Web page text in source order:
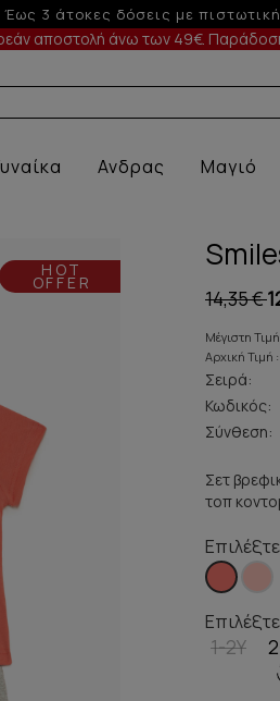
-10% σε παραγγελίες άνω
αποστολή άνω των 49€.
Ανδρας Μαγιό
HOT
OFFER
14,35 €
Μέγιστη
Αρχική Τιμή :
Σειρά:
Κωδικός:
Σύνθεση:
Σετ
τοπ
1-2Y